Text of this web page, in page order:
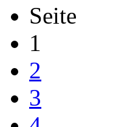
Seite
1
2
3